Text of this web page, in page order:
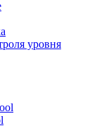
уровня